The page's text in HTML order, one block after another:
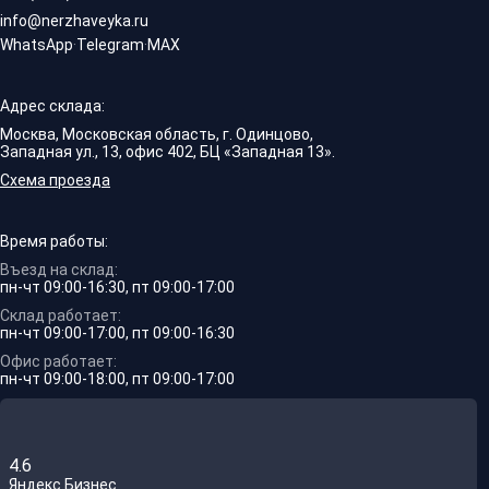
info@nerzhaveyka.ru
WhatsApp·Telegram·MAX
Адрес склада:
Москва, Московская область, г. Одинцово,
Западная ул., 13, офис 402, БЦ «Западная 13».
Схема проезда
Время работы:
Въезд на склад:
пн-чт 09:00-16:30, пт 09:00-17:00
Склад работает:
пн-чт 09:00-17:00, пт 09:00-16:30
Офис работает:
пн-чт 09:00-18:00, пт 09:00-17:00
4.6
Яндекс.Бизнес